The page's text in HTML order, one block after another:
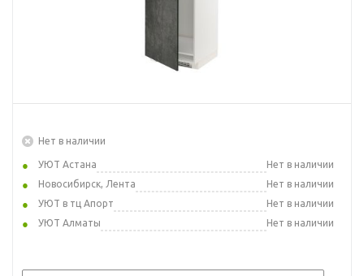
Нет в наличии
УЮТ Астана
Нет в наличии
Новосибирск, Лента
Нет в наличии
УЮТ в тц Апорт
Нет в наличии
УЮТ Алматы
Нет в наличии